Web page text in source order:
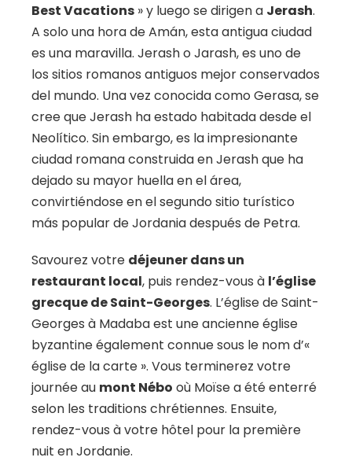
Best Vacations » y luego se dirigen a Jerash.
A solo una hora de Amán, esta antigua ciudad
es una maravilla. Jerash o Jarash, es uno de
los sitios romanos antiguos mejor conservados
del mundo. Una vez conocida como Gerasa, se
cree que Jerash ha estado habitada desde el
Neolítico. Sin embargo, es la impresionante
ciudad romana construida en Jerash que ha
dejado su mayor huella en el área,
convirtiéndose en el segundo sitio turístico
más popular de Jordania después de Petra.
Savourez votre déjeuner dans un
restaurant local, puis rendez-vous à l’église
grecque de Saint-Georges. L’église de Saint-
Georges à Madaba est une ancienne église
byzantine également connue sous le nom d’«
église de la carte ». Vous terminerez votre
journée au mont Nébo où Moïse a été enterré
selon les traditions chrétiennes. Ensuite,
rendez-vous à votre hôtel pour la première
nuit en Jordanie.